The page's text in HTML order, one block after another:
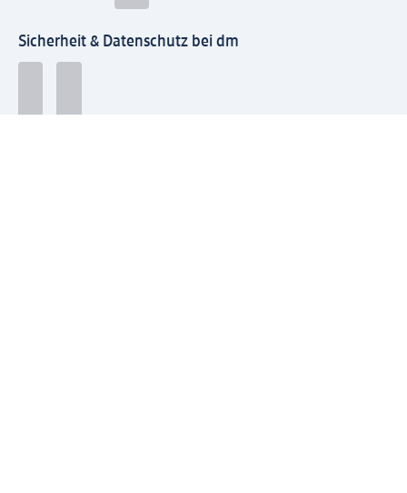
Sicherheit & Datenschutz bei dm